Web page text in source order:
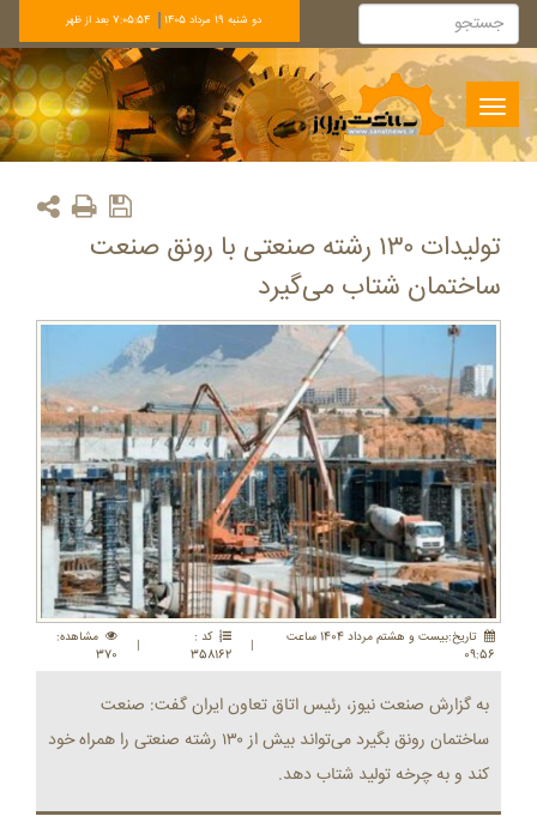
دو شنبه 19 مرداد 1405 7:05:54 بعد از ظهر
Toggle
navigation
تولیدات ۱۳۰ رشته صنعتی با رونق صنعت
ساختمان شتاب می‌گیرد
تاريخ:بيست و هشتم مرداد 1404 ساعت
09:56
|
کد :
358162
|
مشاهده:
370
به گزارش صنعت نیوز، رئیس اتاق تعاون ایران گفت: صنعت
ساختمان رونق بگیرد می‌تواند بیش از ۱۳۰ رشته صنعتی را همراه خود
کند و به چرخه تولید شتاب دهد.